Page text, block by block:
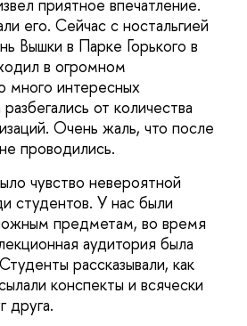
приятное впечатление.
его. Сейчас с ностальгией
Вышки в Парке Горького в
в огромном
много интересных
от количества
Очень жаль, что после
проводились.
чувство невероятной
студентов. У нас были
предметам, во время
аудитория была
рассказывали, как
конспекты и всячески
друга.